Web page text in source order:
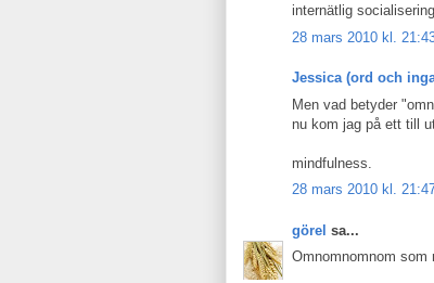
internätlig
28 mars 2010 kl.
Jessica (ord och
Men vad betyder
nu kom jag på ett till
mindfulness.
28 mars 2010 kl.
görel sa...
Omnomnomnom som